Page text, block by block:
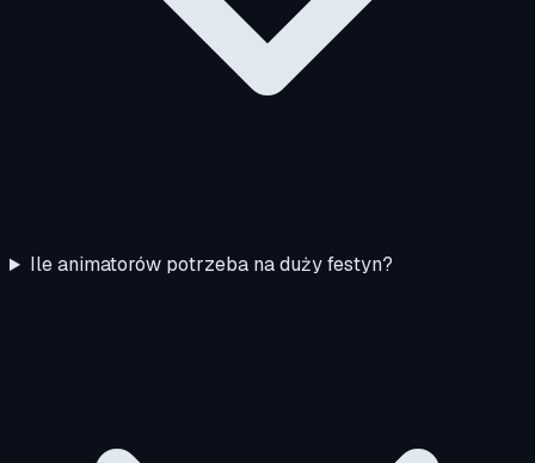
Ile animatorów potrzeba na duży festyn?